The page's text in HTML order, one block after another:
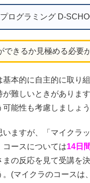
ログラミング D-
できるか見極める必要
基本的に自主的に取り
が難しいときがありま
能性も考慮しましょう
いますが、「マイクラ
コースについては14日
まの反応を見て受講を
(マイクラのコースは